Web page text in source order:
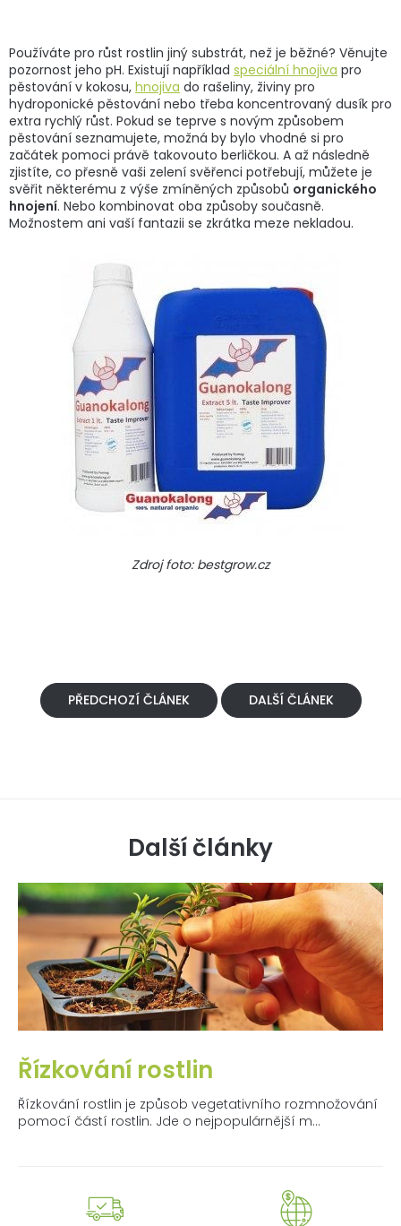
Používáte pro růst rostlin jiný substrát, než je běžné? Věnujte
pozornost jeho pH. Existují například speciální hnojiva pro
pěstování v kokosu, hnojiva do rašeliny, živiny pro
hydroponické pěstování nebo třeba koncentrovaný dusík pro
extra rychlý růst. Pokud se teprve s novým způsobem
pěstování seznamujete, možná by bylo vhodné si pro
začátek pomoci právě takovouto berličkou. A až následně
zjistíte, co přesně vaši zelení svěřenci potřebují, můžete je
svěřit některému z výše zmíněných způsobů organického
hnojení. Nebo kombinovat oba způsoby současně.
Možnostem ani vaší fantazii se zkrátka meze nekladou.
Zdroj foto: bestgrow.cz
PŘEDCHOZÍ ČLÁNEK DALŠÍ ČLÁNEK
Další články
Řízkování rostlin
Řízkování rostlin je způsob vegetativního rozmnožování
pomocí částí rostlin. Jde o nejpopulárnější m...